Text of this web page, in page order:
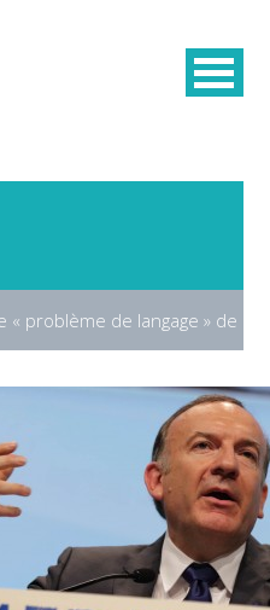
« problème de langage » de